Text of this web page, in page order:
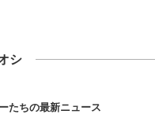
シ
たちの最新ニュース